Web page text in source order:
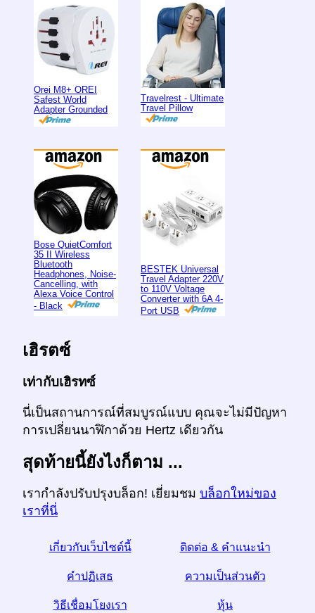
Orei M8+ OREI
Safest World
Adapter Grounded
Travelrest - Ultimate
Travel Pillow
Bose QuietComfort
35 II Wireless
Bluetooth
Headphones, Noise-
Cancelling, with
Alexa Voice Control
- Black
BESTEK Universal
Travel Adapter 220V
to 110V Voltage
Converter with 6A 4-
Port USB
เฮิรตซ์
เท่ากับเฮิรทซ์
นี่เป็นสถานการณ์ที่สมบูรณ์แบบ คุณจะไม่มีปัญหา
การเปลี่ยนนาฬิกาด้วย Hertz เดียวกัน
สุดท้ายนี้ยังไงก็ตาม ...
เรากำลังปรับปรุงบล็อก! เยี่ยมชม บล็อกใหม่ของ
เราที่นี่
เกี่ยวกับเว็บไซต์นี้ ติดต่อ & คำแนะนำ
คำปฏิเสธ ความเป็นส่วนตัว
วิธีเชื่อมโยงเรา หุ้น